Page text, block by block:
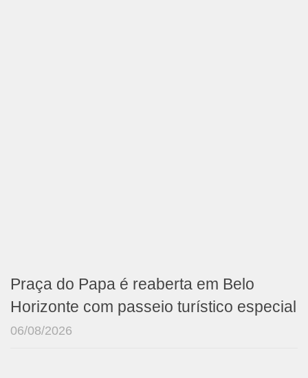
Praça do Papa é reaberta em Belo
Horizonte com passeio turístico especial
06/08/2026